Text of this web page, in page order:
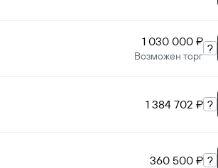
1 030 000 ₽
Возможен торг
?
1 384 702 ₽ ?
360 500 ₽ ?